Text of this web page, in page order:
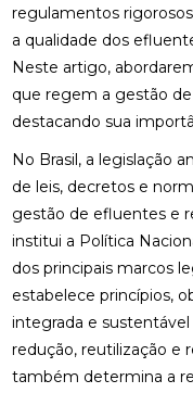
regulamentos
a qualidade dos
Neste artigo,
que regem a gestão
destacando sua
No Brasil, a legislação
de leis, decretos e
gestão de efluentes e
institui a Política
dos principais marcos
estabelece princípios,
integrada e
redução, reutilização e
também determina a